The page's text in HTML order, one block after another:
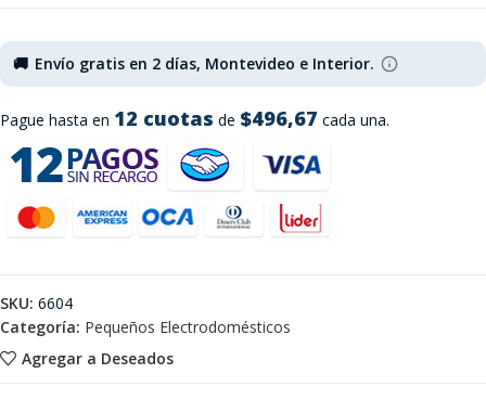
🚚 Envío gratis en 2 días, Montevideo e Interior.
Pague hasta en 12 cuotas de $496,67 cada una.
Agregar a Deseados
SKU: 6604
Categoría: Pequeños Electrodomésticos